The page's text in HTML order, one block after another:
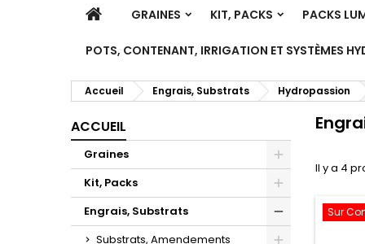
ACCUEILGRAINES KIT, PACKS PACKS
POTS, CONTENANT, IRRIGATION ET SYSTÈMES
Accueil Engrais, Substrats Hydropassion
ACCUEIL
Graines
Toggle
Kit, Packs
Toggle
Engrais, Substrats
Substrats, Amendements
Il y a 4
Sur